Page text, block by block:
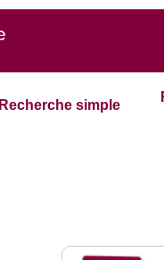
Recherche simple